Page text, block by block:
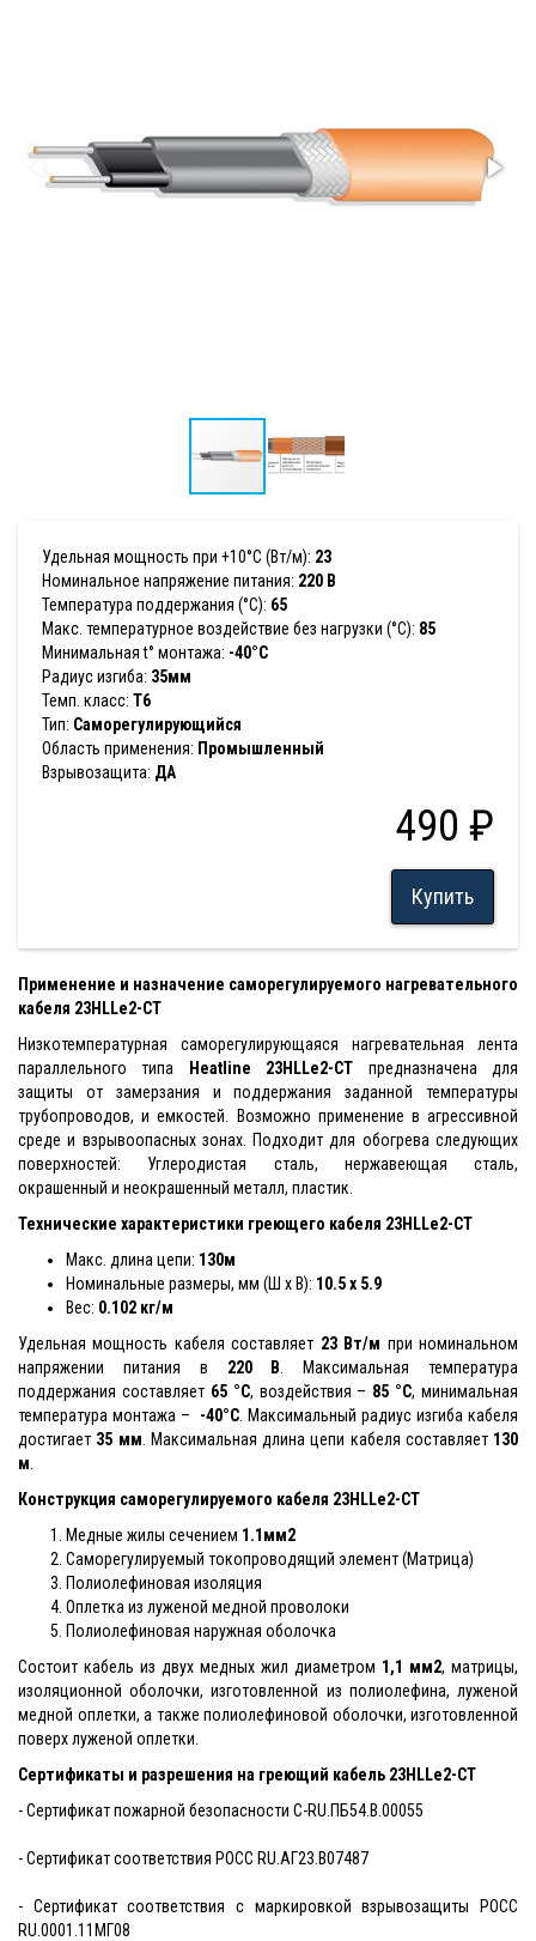
Удельная мощность при +10°С (Вт/м): 23
Номинальное напряжение питания: 220 В
Температура поддержания (°С): 65
Макс. температурное воздействие без нагрузки (°С): 85
Минимальная t° монтажа: -40°С
Радиус изгиба: 35мм
Темп. класс: T6
Тип: Саморегулирующийся
Область применения: Промышленный
Взрывозащита: ДА
490 ₽
Купить
Применение и назначение саморегулируемого нагревательного
кабеля 23HLLe2-CT
Низкотемпературная саморегулирующаяся нагревательная лента
параллельного типа
Heatline 23HLLe2-CT предназначена для
защиты от замерзания и поддержания заданной температуры
трубопроводов, и емкостей. Возможно применение в агрессивной
среде и взрывоопасных зонах. Подходит для обогрева следующих
поверхностей: Углеродистая сталь, нержавеющая сталь,
окрашенный и неокрашенный металл, пластик.
Технические характеристики греющего кабеля 23HLLe2-CT
Макс. длина цепи: 130м
Номинальные размеры, мм (Ш x В): 10.5 x 5.9
Вес: 0.102 кг/м
Удельная мощность кабеля составляет 23 Вт/м при номинальном
напряжении питания в 220 В . Максимальная температура
поддержания составляет 65 °С, воздействия – 85 °С, минимальная
температура монтажа – -40°С . Максимальный радиус изгиба кабеля
достигает 35 мм . Максимальная длина цепи кабеля составляет 130
м
Конструкция саморегулируемого кабеля 23HLLe2-CT
Медные жилы сечением 1.1мм2
Саморегулируемый токопроводящий элемент (Матрица)
Полиолефиновая изоляция
Оплетка из луженой медной проволоки
Полиолефиновая наружная оболочка
Состоит кабель из двух медных жил диаметром 1,1 мм2, матрицы,
изоляционной оболочки, изготовленной из полиолефина, луженой
медной оплетки, а также полиолефиновой оболочки, изготовленной
поверх луженой оплетки.
Сертификаты и разрешения на греющий кабель 23HLLe2-CT
- Сертификат пожарной безопасности C-RU.ПБ54.В.00055
- Сертификат соответствия РОСС RU.АГ23.В07487
- Сертификат соответствия с маркировкой взрывозащиты PОСС
RU.0001.11МГ08